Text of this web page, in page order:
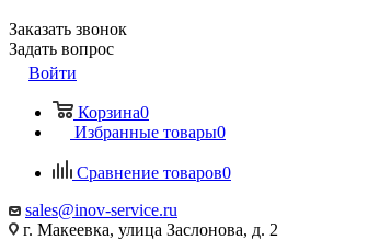
Заказать звонок
Задать вопрос
Войти
Корзина0
Избранные товары0
Сравнение товаров0
sales@inov-service.ru
г. Макеевка, улица Заслонова, д. 2